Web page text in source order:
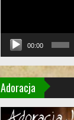
00:00
Adoracja